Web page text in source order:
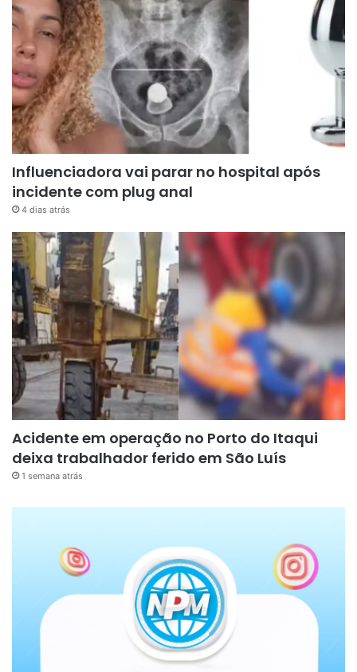
Influenciadora vai parar no hospital após
incidente com plug anal
4 dias atrás
Acidente em operação no Porto do Itaqui
deixa trabalhador ferido em São Luís
1 semana atrás